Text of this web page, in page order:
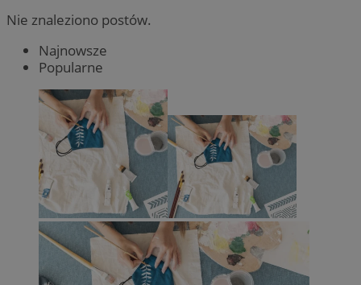
Nie znaleziono postów.
Najnowsze
Popularne